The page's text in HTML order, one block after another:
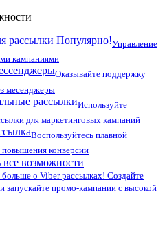
рассылки Популярно!Управление
кампаниями
Оказывайте поддержку
месенджеры
рассылкиИспользуйте
для маркетинговых кампаний
Воспользуйтесь плавной
повышения конверсии
возможности
больше о Viber рассылках! Создайте
запускайте промо-кампании с высокой